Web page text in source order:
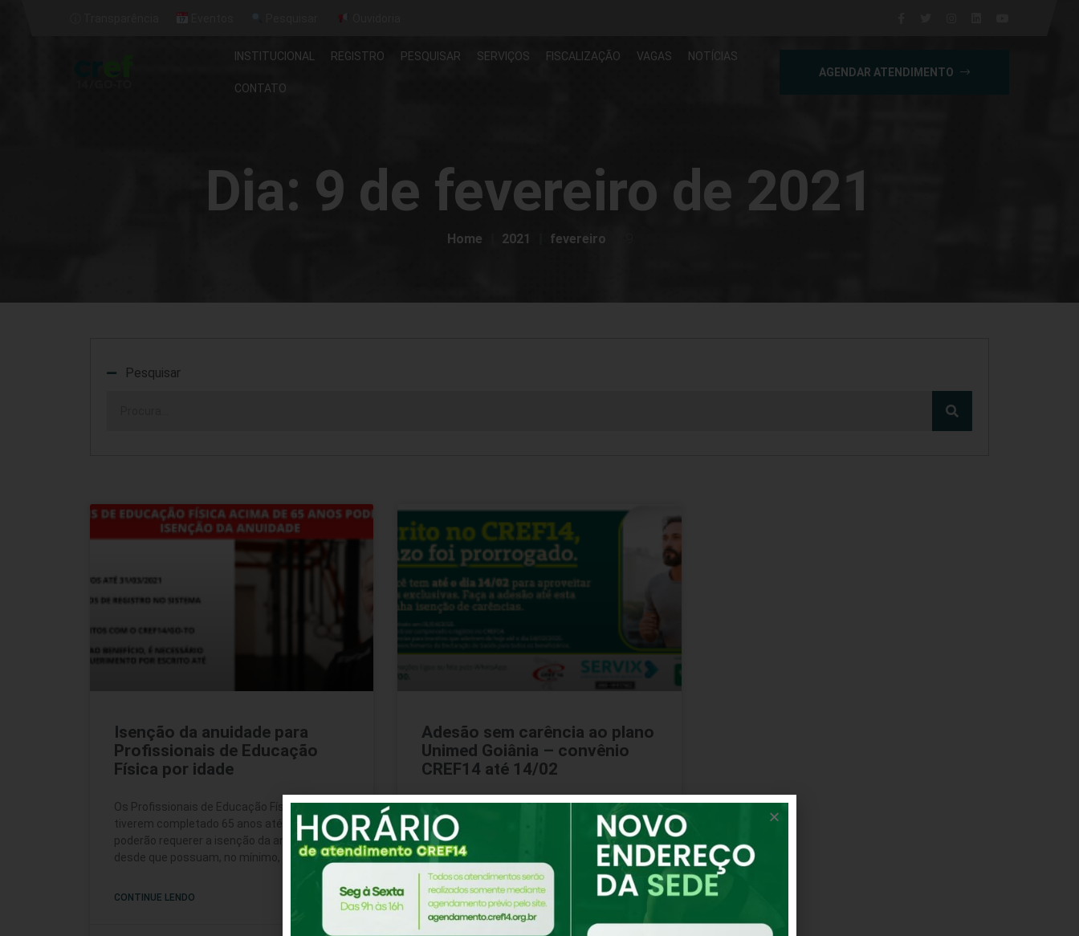
INSTITUCIONAL REGISTRO PESQUISAR SERVIÇOS FISCALIZAÇÃO VAGAS NOTÍCIAS
CONTATO
AGENDAR ATENDIMENTO
Dia: 9 de fevereiro de 2021
Home 2021 fevereiro
Pesquisar
Isenção da anuidade para
Profissionais de Educação
Física por idade
Os Profissionais de Educação Física que
tiverem completado 65 anos até 31/03/2021
poderão requerer a isenção da anuidade
desde que possuam, no mínimo, cinco anos
CONTINUE LENDO
Adesão sem carência ao plano
Unimed Goiânia – convênio
CREF14 até 14/02
Os inscritos que fizerem a adesão ao
convênio firmado pelo CREF14/GO-TO com a
Unimed Goiânia terão isenção de carência no
plano de saúde até o
CONTINUE LENDO